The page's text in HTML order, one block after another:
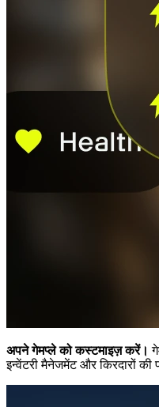
अपने गेमप्ले को कस्टमाइज़ करें।
इन्वेंटरी मैनेजमेंट और किरदारों